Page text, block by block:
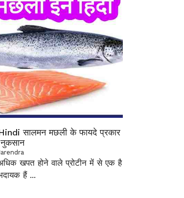
सालमन मछली के फायदे प्रकार
खपत होने वाले प्रोटीन में से एक है
हैं ...